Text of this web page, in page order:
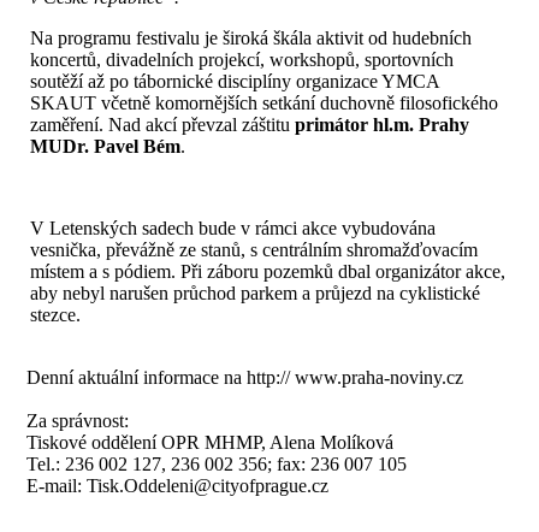
Na programu festivalu je široká škála aktivit od hudebních
koncertů, divadelních projekcí, workshopů, sportovních
soutěží až po tábornické disciplíny organizace YMCA
SKAUT včetně komornějších setkání duchovně filosofického
zaměření. Nad akcí převzal záštitu primátor hl.m. Prahy
MUDr. Pavel Bém.
V Letenských sadech bude v rámci akce vybudována
vesnička, převážně ze stanů, s centrálním shromažďovacím
místem a s pódiem. Při záboru pozemků dbal organizátor akce,
aby nebyl narušen průchod parkem a průjezd na cyklistické
stezce.
Denní aktuální informace na http:// www.praha-noviny.cz
Za správnost:
Tiskové oddělení OPR MHMP, Alena Molíková
Tel.: 236 002 127, 236 002 356; fax: 236 007 105
E-mail: Tisk.Oddeleni@cityofprague.cz